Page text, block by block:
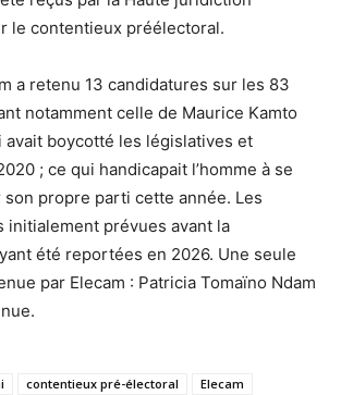
le contentieux préélectoral.
a retenu 13 candidatures sur les 83
notamment celle de Maurice Kamto
avait boycotté les législatives et
; ce qui handicapait l’homme à se
propre parti cette année. Les
initialement prévues avant la
été reportées en 2026. Une seule
par Elecam : Patricia Tomaïno Ndam
contentieux pré-électoral
Elecam